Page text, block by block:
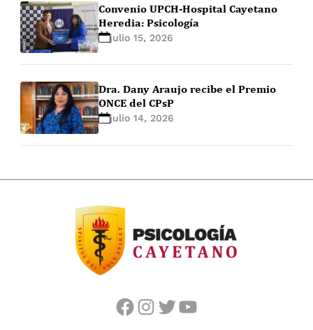
Convenio UPCH-Hospital Cayetano
Heredia: Psicología
julio 15, 2026
Dra. Dany Araujo recibe el Premio
ONCE del CPsP
julio 14, 2026
facebook instagram twitter youtube